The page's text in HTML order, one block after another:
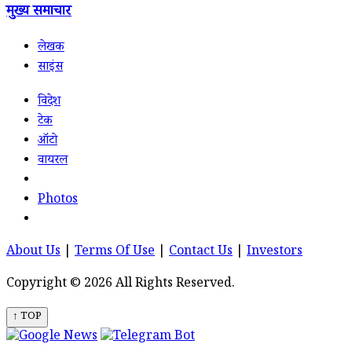
मुख्य समाचार
लेखक
साइंस
विदेश
टेक
ऑटो
वायरल
Photos
About Us Terms Of Use Contact Us
Investors
Copyright © 2026 All Rights Reserved.
↑ TOP